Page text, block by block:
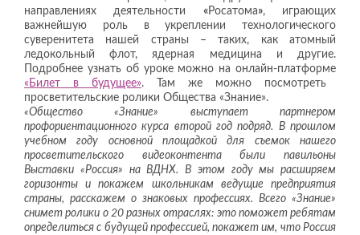
направлениях деятельности «Росатома», играющих
важнейшую роль в укреплении технологического
суверенитета нашей страны – таких, как атомный
ледокольный флот, ядерная медицина и другие.
Подробнее узнать об уроке можно на онлайн-платформе
«Билет в будущее». Там же можно посмотреть
просветительские ролики Общества «Знание».
«Общество «Знание» выступает партнером
профориентационного курса второй год подряд. В прошлом
учебном году основной площадкой для съемок нашего
просветительского видеоконтента были павильоны
Выставки «Россия» на ВДНХ. В этом году мы расширяем
горизонты и покажем школьникам ведущие предприятия
страны, расскажем о знаковых профессиях. Всего «Знание»
снимет ролики о 20 разных отраслях: это поможет ребятам
определиться с будущей профессией, покажет им, что Россия